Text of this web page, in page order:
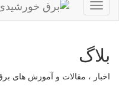
Toggle
navigation
بلاگ
اخبار ، مقالات و آموزش های